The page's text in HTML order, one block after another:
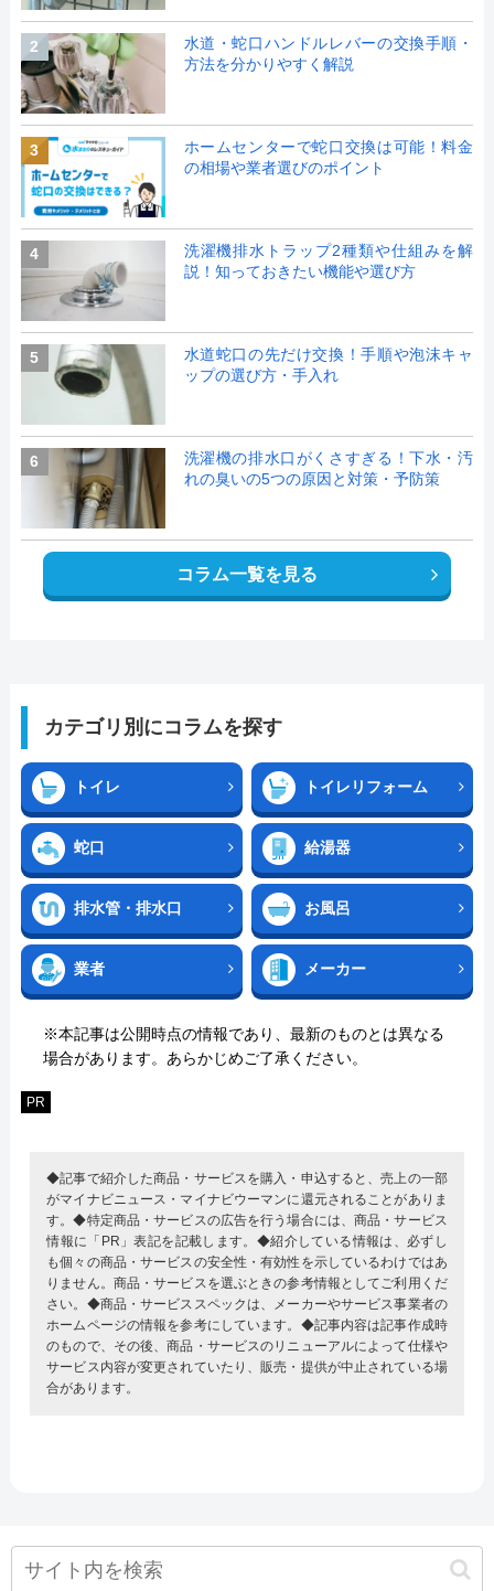
2
水道・蛇口ハンドルレバーの交換手順・
方法を分かりやすく解説
3
ホームセンターで蛇口交換は可能！料金
の相場や業者選びのポイント
4
洗濯機排水トラップ2種類や仕組みを解
説！知っておきたい機能や選び方
5
水道蛇口の先だけ交換！手順や泡沫キャ
ップの選び方・手入れ
6
洗濯機の排水口がくさすぎる！下水・汚
れの臭いの5つの原因と対策・予防策
コラム一覧を見る
カテゴリ別にコラムを探す
トイレ トイレリフォーム
蛇口 給湯器
排水管・排水口 お風呂
業者 メーカー
※本記事は公開時点の情報であり、最新のものとは異なる
場合があります。あらかじめご了承ください。
PR
◆記事で紹介した商品・サービスを購入・申込すると、売上の一部
がマイナビニュース・マイナビウーマンに還元されることがありま
す。◆特定商品・サービスの広告を行う場合には、商品・サービス
情報に「PR」表記を記載します。◆紹介している情報は、必ずし
も個々の商品・サービスの安全性・有効性を示しているわけではあ
りません。商品・サービスを選ぶときの参考情報としてご利用くだ
さい。◆商品・サービススペックは、メーカーやサービス事業者の
ホームページの情報を参考にしています。◆記事内容は記事作成時
のもので、その後、商品・サービスのリニューアルによって仕様や
サービス内容が変更されていたり、販売・提供が中止されている場
合があります。